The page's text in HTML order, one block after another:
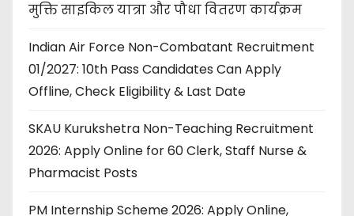
मुक्ति साइकिल यात्रा और पौधा वितरण कार्यक्रम
Indian Air Force Non-Combatant Recruitment
01/2027: 10th Pass Candidates Can Apply
Offline, Check Eligibility & Last Date
SKAU Kurukshetra Non-Teaching Recruitment
2026: Apply Online for 60 Clerk, Staff Nurse &
Pharmacist Posts
PM Internship Scheme 2026: Apply Online,